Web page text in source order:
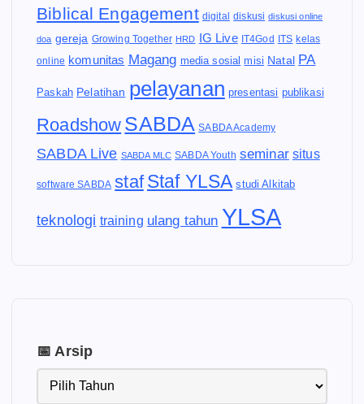
Biblical Engagement digital diskusi diskusi online
doa gereja Growing Together HRD IG Live IT4God ITS kelas
online komunitas Magang media sosial misi Natal PA
Paskah Pelatihan pelayanan presentasi publikasi
Roadshow SABDA SABDA Academy
SABDA Live SABDA MLC SABDA Youth seminar situs
software SABDA staf Staf YLSA studi Alkitab
teknologi training ulang tahun YLSA
📅 Arsip